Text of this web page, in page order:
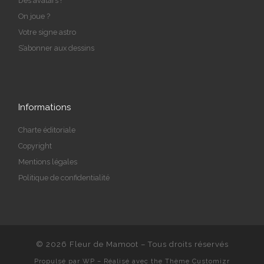
On joue ?
Votre signe astro
S’abonner aux dessins
Informations
Charte éditoriale
Copyright
Mentions légales
Politique de confidentialité
© 2026 Fleur de Mamoot – Tous droits réservés
Propulsé par WP – Réalisé avec the Thème Customizr